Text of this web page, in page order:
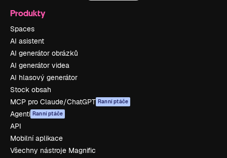
Produkty
Spaces
AI asistent
AI generátor obrázků
AI generátor videa
AI hlasový generátor
Stock obsah
MCP pro Claude/ChatGPT Ranní ptáče
Agenti Ranní ptáče
API
Mobilní aplikace
Všechny nástroje Magnific